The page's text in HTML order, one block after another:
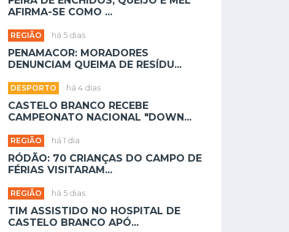
AFIRMA-SE COMO ...
REGIÃO há 5 dias
PENAMACOR: MORADORES
DENUNCIAM QUEIMA DE RESÍDU...
DESPORTO há 4 dias
CASTELO BRANCO RECEBE
CAMPEONATO NACIONAL "DOWN...
REGIÃO há 1 dia
RÓDÃO: 70 CRIANÇAS DO CAMPO DE
FÉRIAS VISITARAM...
REGIÃO há 5 dias
TIM ASSISTIDO NO HOSPITAL DE
CASTELO BRANCO APÓ...